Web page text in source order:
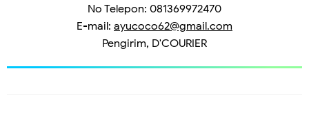
No Telepon: 081369972470
E-mail: ayucoco62@gmail.com
Pengirim, D'COURIER